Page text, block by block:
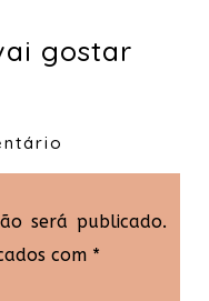
gostar
será publicado.
com *